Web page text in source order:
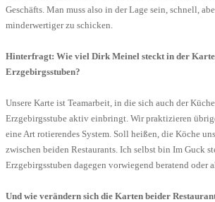
Geschäfts. Man muss also in der Lage sein, schnell,
minderwertiger zu schicken.
Hinterfragt: Wie viel Dirk Meinel steckt in der
Erzgebirgsstuben?
Unsere Karte ist Teamarbeit, in die sich auch der
Erzgebirgsstube aktiv einbringt. Wir praktizieren
eine Art rotierendes System. Soll heißen, die Köche
zwischen beiden Restaurants. Ich selbst bin Im Guck
Erzgebirgsstuben dagegen vorwiegend beratend oder
Und wie verändern sich die Karten beider